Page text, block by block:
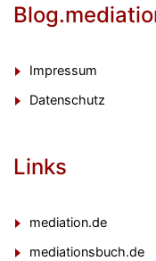
Impressum
Datenschutz
Links
mediation.de
mediationsbuch.de